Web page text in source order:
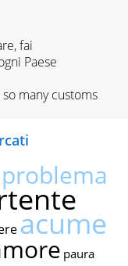
fai
Paese
many customs
problema
acume
paura